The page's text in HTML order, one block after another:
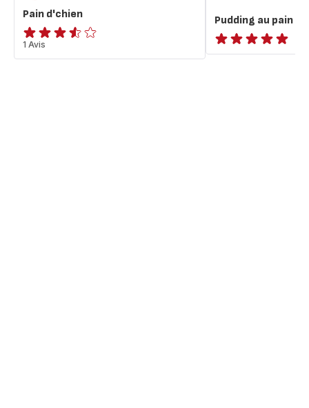
Pain d'chien
ratings.3.5
1 Avis
Pudding au pain
ratings.NaN